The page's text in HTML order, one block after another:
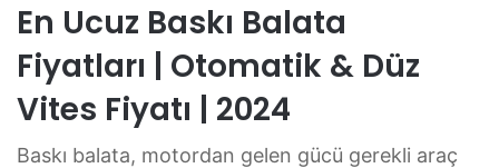
En Ucuz Baskı Balata
Fiyatları | Otomatik & Düz
Vites Fiyatı | 2024
Baskı balata, motordan gelen gücü gerekli araç